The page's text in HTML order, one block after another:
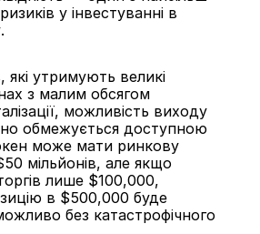
у інвестуванні в
які утримують великі
з малим обсягом
можливість виходу
обмежується доступною
може мати ринкову
мільйонів, але якщо
лише $100,000,
в $500,000 буде
без катастрофічного